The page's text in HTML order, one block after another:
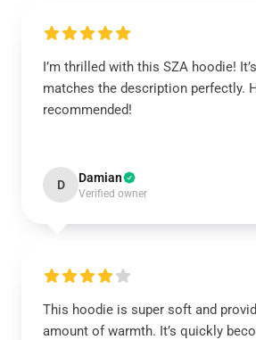
I’m thrilled with this SZA hoodie!
matches the description perfectly.
recommended!
D Damian
Verified owner
This hoodie is super soft and
amount of warmth. It’s quickly